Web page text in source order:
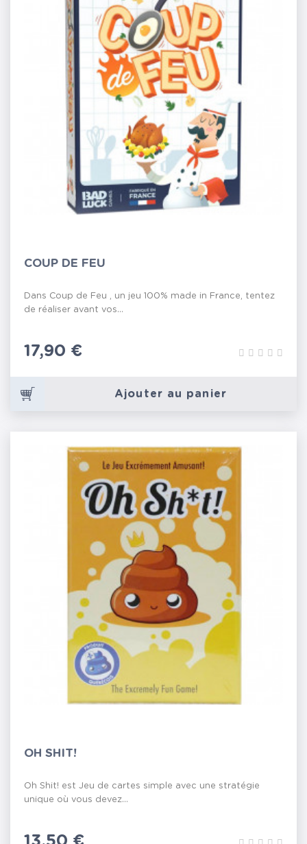
COUP DE FEU
Dans Coup de Feu , un jeu 100% made in France, tentez
de réaliser avant vos...
Prix
17,90 €
Ajouter au panier
OH SHIT!
Oh Shit! est Jeu de cartes simple avec une stratégie
unique où vous devez...